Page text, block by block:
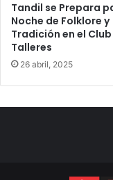
Tandil se Prepara
Noche de Folklore y
Tradición en el Club
Talleres
26 abril, 2025